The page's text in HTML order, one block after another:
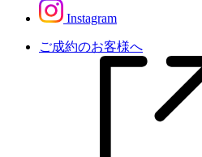
Instagram
ご成約のお客様へ